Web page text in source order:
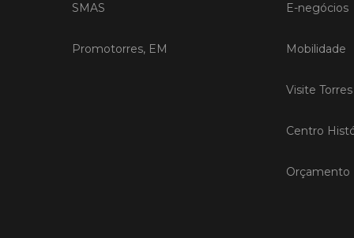
SMAS
Promotorres, EM
E-negócios
Mobilidade
Visite
Centro
Orçamento